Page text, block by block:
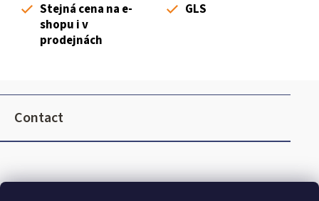
s
Stejná cena na e-
shopu i v
prodejnách
GLS
F
o
e
Contact